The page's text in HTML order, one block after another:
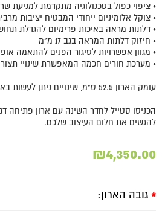
• ציפוי כפול בטכנולוגיה מתקדמת למניעת
• צוקל אלומיניום ייחודי המבטיח יציבות
• דלתות מראה באיכות פרימיום להגדלת
• חיזוק דלתות המראה בגב 17 מ"מ
• מגוון אפשרויות לסיגור הפנים להתאמה
• מערכת חורים חכמה המאפשרת שינויי
עומק הארון 52.5 ס"מ, שינויים ניתן לעשות באמצעות כפתור הווצאפ.
הכניסו סטייל לחדר השינה עם ארון פתיחה
להגשים את חלום העיצוב שלכם.
₪4,350.00
* גובה הארון: